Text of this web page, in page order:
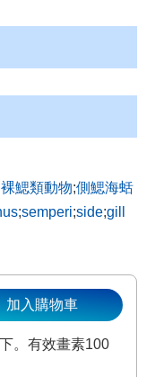
裸鰓類動物;側鰓海蛞
;semperi;side;gill
。有效畫素100
加入購物車